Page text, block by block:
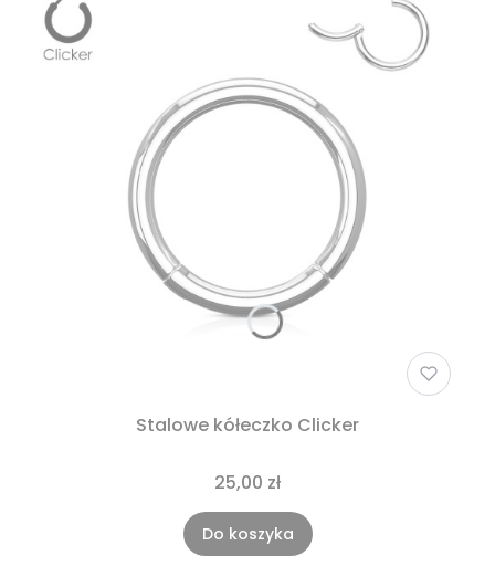
Stalowe kółeczko Clicker
25,00 zł
Do koszyka